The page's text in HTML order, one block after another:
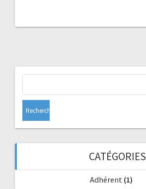
CATÉGORIES
Adhérent (1)